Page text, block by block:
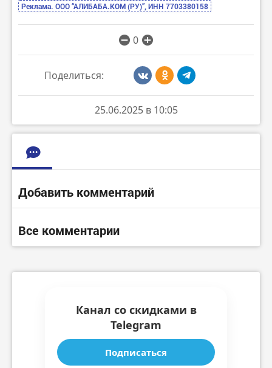
Реклама. ООО “АЛИБАБА.КОМ (РУ)”, ИНН 7703380158
0
Поделиться:
25.06.2025 в 10:05
Добавить комментарий
Все комментарии
Канал со скидками в
Telegram
Подписаться